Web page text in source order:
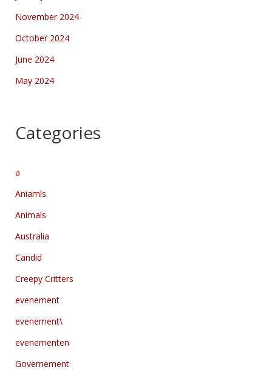
November 2024
October 2024
June 2024
May 2024
Categories
a
Aniamls
Animals
Australia
Candid
Creepy Critters
evenement
evenement\
evenementen
Governement